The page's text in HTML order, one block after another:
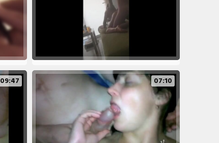
09:47 07:10